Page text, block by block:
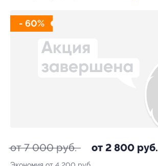
- 60%
от 7 000 руб. от 2 800 руб.